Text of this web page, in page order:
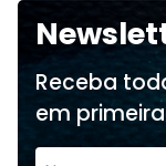
Receba
em